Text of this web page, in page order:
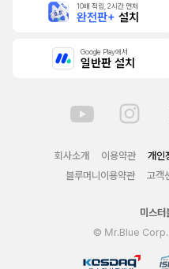
10배 적립, 2시간 먼저
완전판+ 설치
Google Play에서
일반판 설치
회사소개 이용약관 개인
블루머니이용약관
고객
미스
© Mr.Blue